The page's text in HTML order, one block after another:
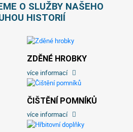
O SLUŽBY NAŠEHO
HISTORIÍ
ZDĚNÉ HROBKY
více informací
ČIŠTĚNÍ POMNÍKŮ
více informací